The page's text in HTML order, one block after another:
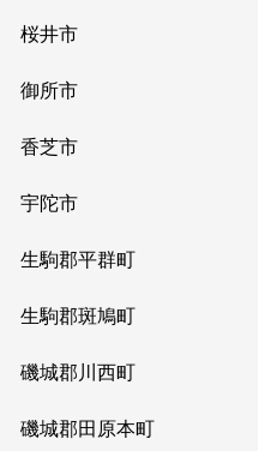
桜井市
御所市
香芝市
宇陀市
生駒郡平群町
生駒郡斑鳩町
磯城郡川西町
磯城郡田原本町